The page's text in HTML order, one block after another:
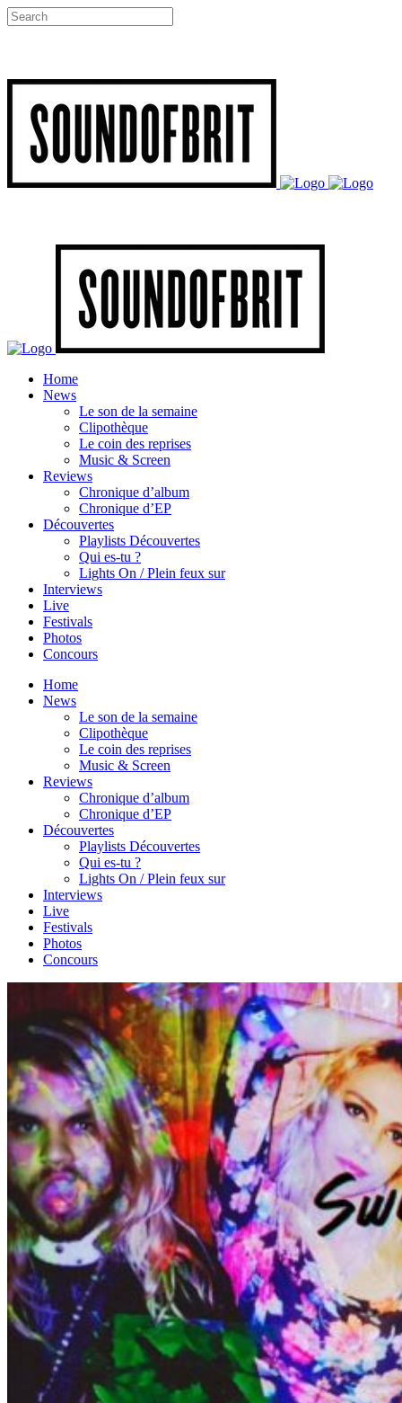
Home
News
Le son de la semaine
Clipothèque
Le coin des reprises
Music & Screen
Reviews
Chronique d’album
Chronique d’EP
Découvertes
Playlists Découvertes
Qui es-tu ?
Lights On / Plein feux sur
Interviews
Live
Festivals
Photos
Concours
Home
News
Le son de la semaine
Clipothèque
Le coin des reprises
Music & Screen
Reviews
Chronique d’album
Chronique d’EP
Découvertes
Playlists Découvertes
Qui es-tu ?
Lights On / Plein feux sur
Interviews
Live
Festivals
Photos
Concours